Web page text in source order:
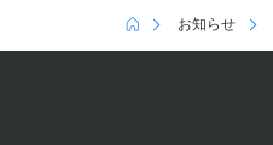
お知らせ